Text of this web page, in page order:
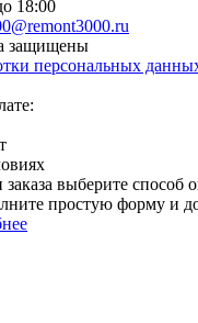
18:00
защищены
персональных
выберите способ
простую форму и